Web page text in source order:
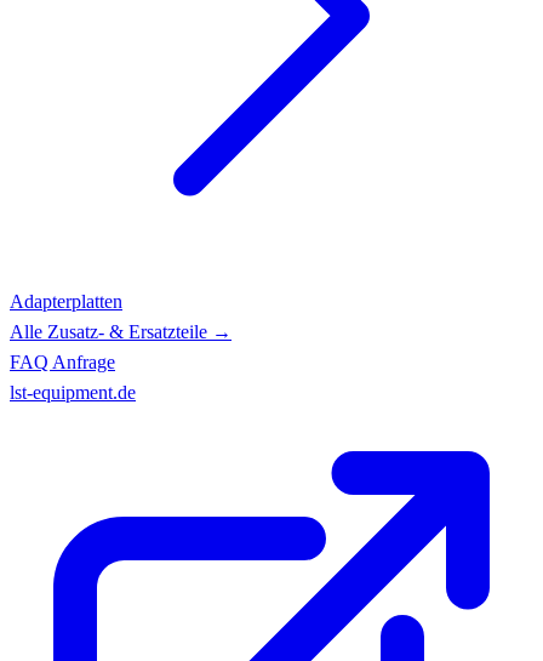
Adapterplatten
Alle Zusatz- & Ersatzteile →
FAQ Anfrage
lst-equipment.de